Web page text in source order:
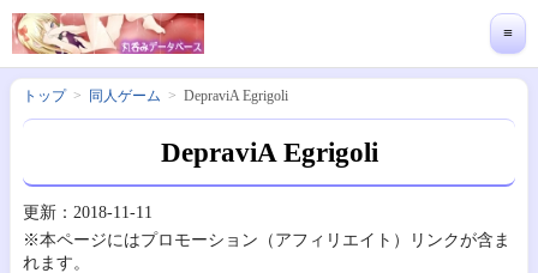
≡
トップ 同人ゲーム DepraviA Egrigoli
DepraviA Egrigoli
更新：2018-11-11
※本ページにはプロモーション（アフィリエイト）リンクが含ま
れます。